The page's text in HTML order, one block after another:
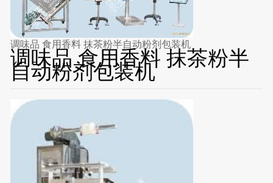
调味品 食用香料 抹茶粉半自动粉剂包装机
调味品 食用香料 抹茶粉半
自动粉剂包装机